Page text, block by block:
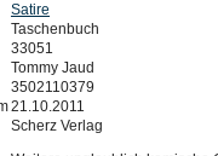
Satire
Taschenbuch
33051
Tommy Jaud
3502110379
21.10.2011
Scherz Verlag